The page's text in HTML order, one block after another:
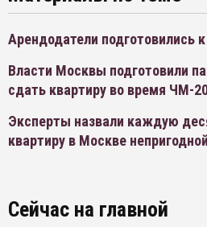
Арендодатели подготовились
Власти Москвы подготовили
сдать квартиру во время ЧМ-
Эксперты назвали каждую
квартиру в Москве
Сейчас на главной